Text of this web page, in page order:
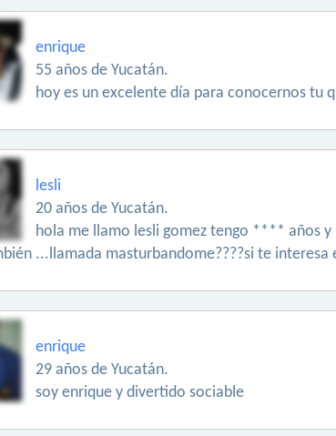
enrique
55 años de Yucatán.
hoy es un excelente día para conocernos tu
lesli
20 años de Yucatán.
hola me llamo lesli gomez tengo **** años y
...llamada masturbandome????si te interesa
enrique
29 años de Yucatán.
soy enrique y divertido sociable